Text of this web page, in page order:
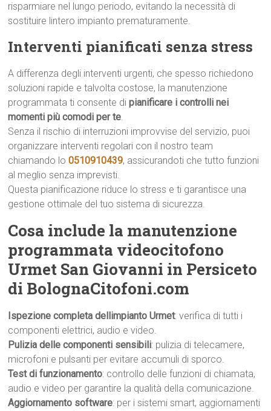
risparmiare nel lungo periodo, evitando la necessità di
sostituire lintero impianto prematuramente.
Interventi pianificati senza stress
A differenza degli interventi urgenti, che spesso richiedono
soluzioni rapide e talvolta costose, la manutenzione
programmata ti consente dipianificare i controlli nei
momenti più comodi per te.
Senza il rischio di interruzioni improvvise del servizio, puoi
organizzare interventi regolari con il nostro team
chiamando lo0510910439, assicurandoti che tutto funzioni
al meglio senza imprevisti.
Questa pianificazione riduce lo stress e ti garantisce una
gestione ottimale del tuo sistema di sicurezza.
Cosa include la manutenzione
programmata videocitofono
Urmet San Giovanni in Persiceto
di BolognaCitofoni.com
Ispezione completa dellimpianto Urmet: verifica di tutti i
componenti elettrici, audio e video.
Pulizia delle componenti sensibili: pulizia di telecamere,
microfoni e pulsanti per evitare accumuli di sporco.
Test di funzionamento: controllo delle funzioni di chiamata,
audio e video per garantire la qualità della comunicazione.
Aggiornamento software: per i sistemi smart, aggiornamenti